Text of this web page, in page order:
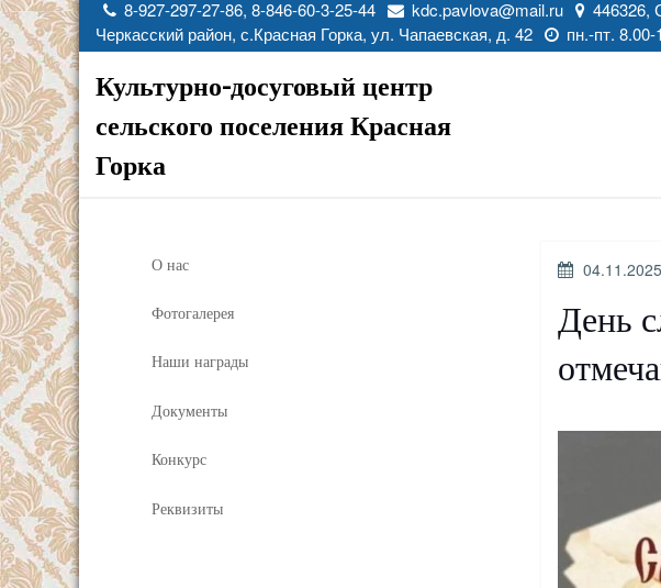
8-927-297-27-86, 8-846-60-3-25-44 kdc.pavlova@mail.ru
446326,
Черкасский район, с.Красная Горка, ул. Чапаевская, д. 42
пн.-пт. 8.00-
Культурно-досуговый центр
сельского поселения Красная
Горка
О нас
Фотогалерея
Наши награды
Документы
Конкурс
Реквизиты
04.11.2025
День